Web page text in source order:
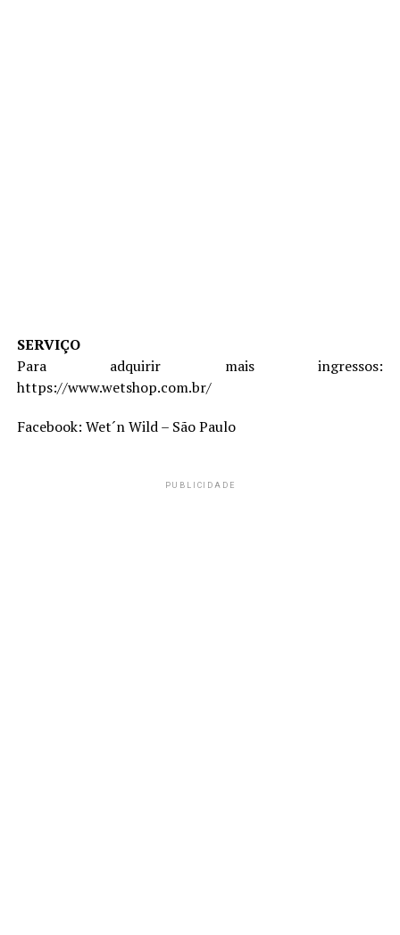
SERVIÇO
Para adquirir mais ingressos:
https://www.wetshop.com.br/
Facebook: Wet´n Wild – São Paulo
PUBLICIDADE